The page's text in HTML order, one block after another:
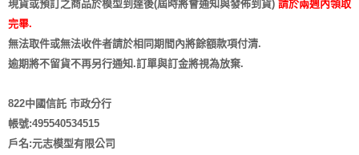
現貨或預訂之商品於模型到達後(屆時將會通知與發佈到貨) 請於兩週內領取
完畢.
無法取件或無法收件者請於相同期間內將餘額款項付清.
逾期將不留貨不再另行通知 .訂單與訂金將視為放棄.
822中國信託 市政分行
帳號:495540534515
戶名:元志模型有限公司